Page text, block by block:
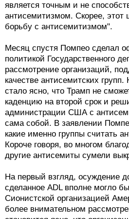
является точным и не
антисемитизмом. Скорее, этот
борьбу с антисемитизмом".
Месяц спустя Помпео сделал
политикой Государственного
рассмотрение организаций,
качестве антисемитских
стало ясно, что Трамп не
каденцию на второй срок и
администрации США с
сама собой. В заявлении
какие именно группы считать
Короче говоря, во многом
другие антисемиты сумели
На первый взгляд, осуждение
сделанное ADL вполне могло
Сионистской организацией
более внимательном